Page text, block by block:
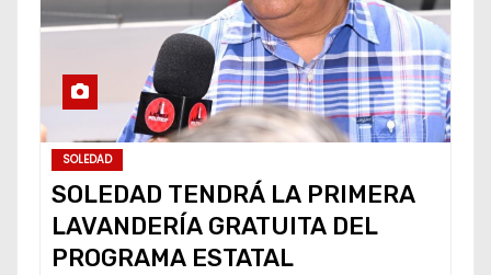
SOLEDAD
SOLEDAD TENDRÁ LA PRIMERA
LAVANDERÍA GRATUITA DEL
PROGRAMA ESTATAL